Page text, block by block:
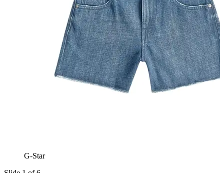
G-Star